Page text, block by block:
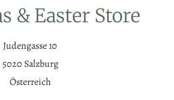
& Easter Store
Judengasse 10
5020 Salzburg
Österreich